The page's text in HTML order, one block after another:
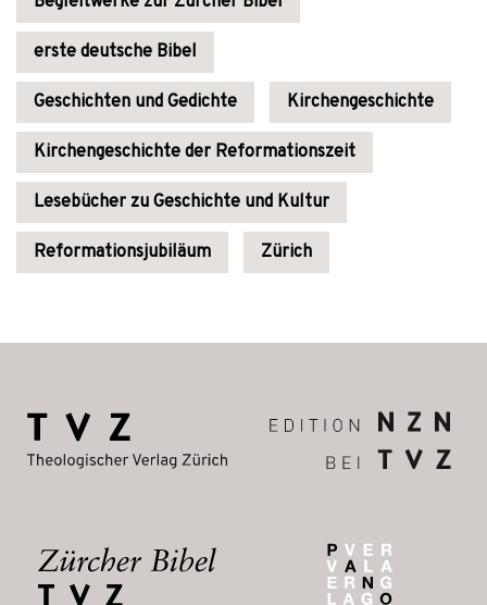
erste deutsche Bibel
Geschichten und Gedichte Kirchengeschichte
Kirchengeschichte der Reformationszeit
Lesebücher zu Geschichte und Kultur
Reformationsjubiläum Zürich